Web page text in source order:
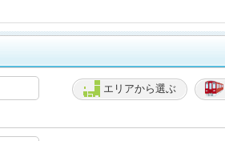
エリアから選ぶ